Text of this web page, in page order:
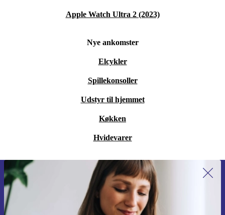
Apple Watch Ultra 2 (2023)
Nye ankomster
Elcykler
Spillekonsoller
Udstyr til hjemmet
Køkken
Hvidevarer
Tilmeld dig vores nyhedsbrev for
første gang og spar 115 kr!
Gå aldrig glip af et tilbud igen.